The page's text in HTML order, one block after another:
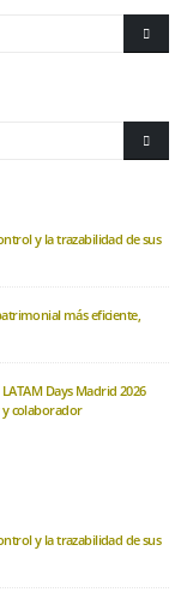
y la trazabilidad de sus
más eficiente,
Days Madrid 2026
colaborador
y la trazabilidad de sus